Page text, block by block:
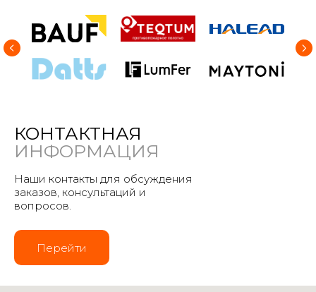
КОНТАКТНАЯ
ИНФОРМАЦИЯ
Наши контакты для обсуждения
заказов, консультаций и
вопросов.
Перейти